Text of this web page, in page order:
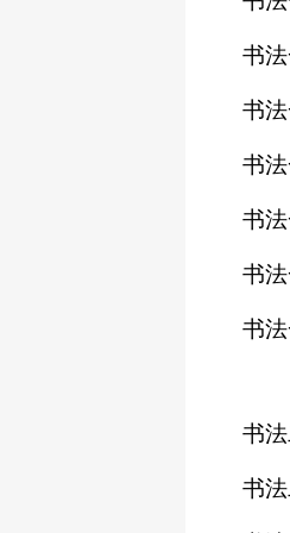
书
书
书
书
书
书
书法
书